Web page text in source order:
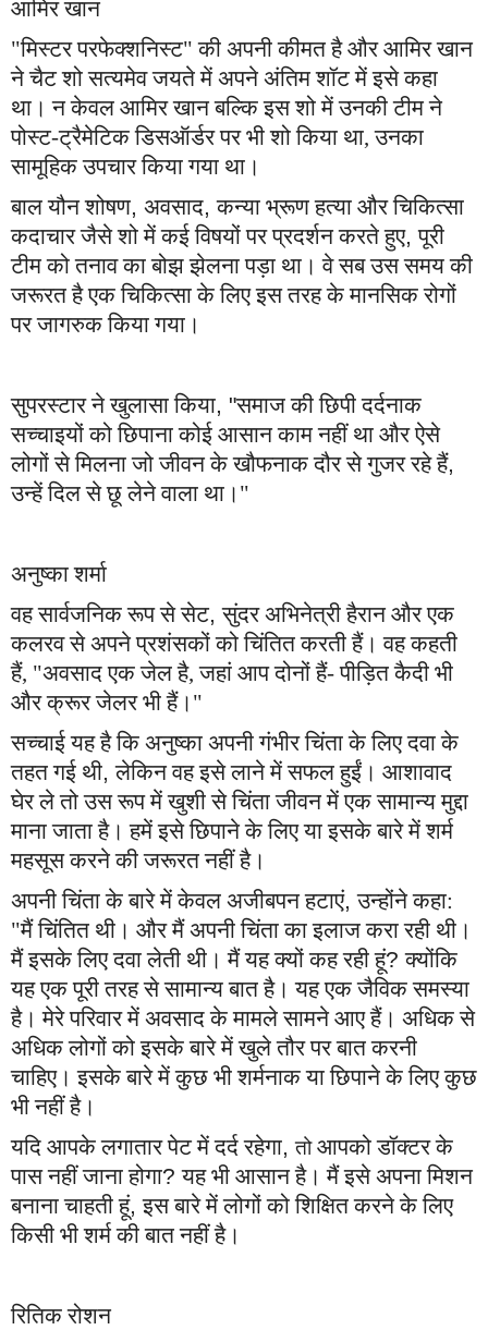
आमिर खान
"मिस्टर परफेक्शनिस्ट" की अपनी कीमत है औरआमिर खान
ने चैट शो सत्यमेव जयते में अपने अंतिम शॉट में इसे कहा
था। न केवल आमिर खानबल्कि इस शो में उनकी टीम ने
पोस्ट-ट्रैमेटिक डिसऑर्डर पर भी शो किया था, उनका
सामूहिक उपचार किया गया था।
बाल यौन शोषण, अवसाद,कन्या भ्रूण हत्या और चिकित्सा
कदाचार जैसे शो में कई विषयों पर प्रदर्शन करते हुए,पूरी
टीम को तनाव का बोझ झेलना पड़ा था। वे सब उस समय की
जरूरत है एक चिकित्सा के लिए इस तरह के मानसिक रोगों
पर जागरुक किया गया।
सुपरस्टार ने खुलासा किया, "समाज की छिपी दर्दनाक
सच्चाइयों को छिपाना कोई आसान काम नहीं था और ऐसे
लोगों से मिलना जो जीवन के खौफनाक दौर से गुजर रहे हैं,
उन्हें दिल से छू लेने वाला था।"
अनुष्का शर्मा
वह सार्वजनिक रूप से सेट,सुंदर अभिनेत्री हैरान और एक
कलरव से अपने प्रशंसकों को चिंतित करती हैं। वह कहती
हैं, "अवसाद एक जेल है, जहां आप दोनों हैं- पीड़ित कैदी भी
और क्रूर जेलर भी हैं।"
सच्चाई यह है कि अनुष्का अपनी गंभीर चिंता के लिए दवा के
तहत गई थी,लेकिन वह इसे लाने में सफल हुईं। आशावाद
घेर ले तो उस रूप में खुशी से चिंता जीवन में एक सामान्य मुद्दा
माना जाता है। हमें इसे छिपाने के लिए या इसके बारे में शर्म
महसूस करने की जरूरत नहीं है।
अपनी चिंता के बारे में केवल अजीबपन हटाएं,उन्होंने कहा:
"मैं चिंतित थी। और मैं अपनी चिंता का इलाज करा रही थी।
मैं इसके लिए दवा लेती थी। मैं यह क्यों कह रही हूं?क्योंकि
यह एक पूरी तरह से सामान्य बात है। यह एक जैविक समस्या
है। मेरे परिवार में अवसाद के मामले सामने आए हैं। अधिक से
अधिक लोगों को इसके बारे में खुले तौर पर बात करनी
चाहिए। इसके बारे में कुछ भी शर्मनाक या छिपाने के लिए कुछ
भी नहीं है।
यदि आपके लगातार पेट में दर्द रहेगा,तोआपको डॉक्टर के
पास नहीं जाना होगा?यह भी आसान है। मैं इसे अपना मिशन
बनाना चाहती हूं,इस बारे में लोगों को शिक्षित करने के लिए
किसी भी शर्म की बात नहीं है।
रितिक रोशन